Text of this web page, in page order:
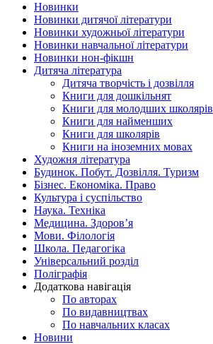
Новинки
Новинки дитячої літератури
Новинки художньої літератури
Новинки навчальної літератури
Новинки нон-фікшн
Дитяча література
Дитяча творчість і дозвілля
Книги для дошкільнят
Книги для молодших школярів
Книги для найменших
Книги для школярів
Книги на іноземних мовах
Художня література
Будинок. Побут. Дозвілля. Туризм
Бізнес. Економіка. Право
Культура і суспільство
Наука. Техніка
Медицина. Здоров’я
Мови. Філологія
Школа. Педагогіка
Універсальний розділ
Поліграфія
Додаткова навігація
По авторах
По видавництвах
По навчальних класах
Новини